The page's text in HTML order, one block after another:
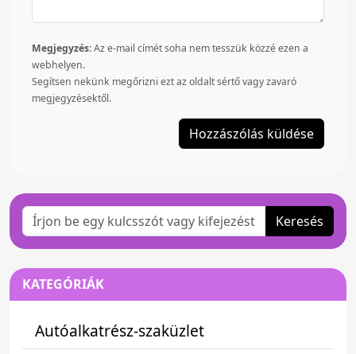
Megjegyzés:Az e-mail címét soha nem tesszük közzé ezen a
webhelyen.
Segítsen nekünk megőrizni ezt az oldalt sértő vagy zavaró
megjegyzésektől.
Keresés
KATEGÓRIÁK
Autóalkatrész-szaküzlet